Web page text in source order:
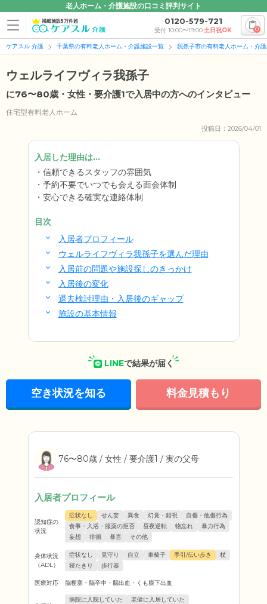
老人ホーム・介護施設の口コミ評判サイト
掲載施設5万件超 0120-579-721
受付 10:00〜19:00土日祝OK 0
ケアスル 介護 千葉県の有料老人ホーム・介護施設一覧 我孫子市の有料老人ホーム・介
ウェルライフヴィラ我孫子
に76〜80歳・女性・要介護1で入居中の方へのインタビュー
住宅型有料老人ホーム
投稿日：2026/04/01
入居した理由は...
信頼できるスタッフの雰囲気
予約不要でいつでも会える面会体制
安心できる確実な連絡体制
目次
入居者プロフィール
ウェルライフヴィラ我孫子を選んだ理由
入居前の問題や施設探しのきっかけ
入居後の変化
退去検討理由・入居後のギャップ
施設の基本情報
LINEで結果が届く
空き状況を知る 料金見積もり
76〜80歳 / 女性 / 要介護1 / 実の父母
入居者プロフィール
認知症の
状況
症状なし せん妄 異食 幻覚・錯視
自傷・他傷行為
食事・入浴・服薬の拒否
昼夜逆転 物忘れ
暴力行為
妄想
徘徊 暴言 その他
身体状況
（ADL）
症状なし 見守り 自立 車椅子 手引/伝い歩き
杖
寝たきり
歩行器
医療対応 脳梗塞・脳卒中・脳出血・くも膜下出血
病院に入院していた
老健に入居していた